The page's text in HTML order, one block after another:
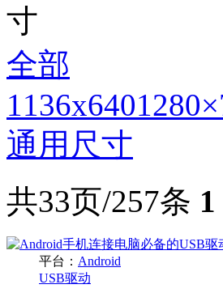
全部
1136x640
通用尺寸
共33页/257条 1
平台： Android
USB驱动